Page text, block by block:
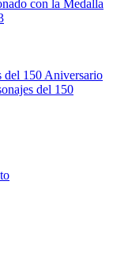
con la Medalla
del 150 Aniversario
del 150